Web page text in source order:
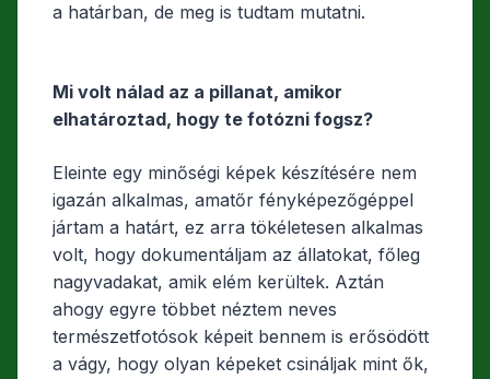
a határban, de meg is tudtam mutatni.
Mi volt nálad az a pillanat, amikor
elhatároztad, hogy te fotózni fogsz?
Eleinte egy minőségi képek készítésére nem
igazán alkalmas, amatőr fényképezőgéppel
jártam a határt, ez arra tökéletesen alkalmas
volt, hogy dokumentáljam az állatokat, főleg
nagyvadakat, amik elém kerültek. Aztán
ahogy egyre többet néztem neves
természetfotósok képeit bennem is erősödött
a vágy, hogy olyan képeket csináljak mint ők,